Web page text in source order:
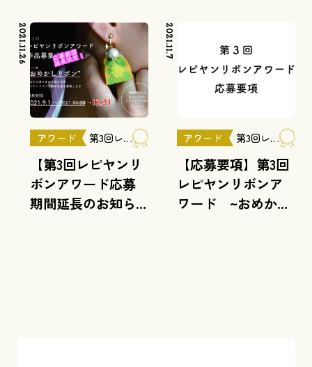
2021.11.26
アワード 第3回レピヤンリボンアワード
【第3回レピヤンリ
ボンアワード応募
期間延長のお知ら
2021.11.7
アワード 第3回レピヤンリボンアワード
【応募要項】第3回
レピヤンリボンア
ワード ~おめかし